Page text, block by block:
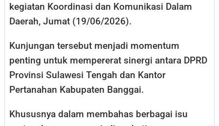
kegiatan Koordinasi dan Komunikasi Dalam
Daerah, Jumat (19/06/2026).
Kunjungan tersebut menjadi momentum
penting untuk mempererat sinergi antara DPRD
Provinsi Sulawesi Tengah dan Kantor
Pertanahan Kabupaten Banggai.
Khususnya dalam membahas berbagai isu